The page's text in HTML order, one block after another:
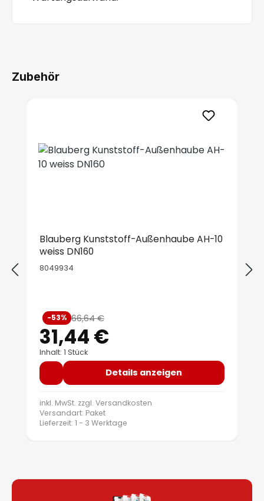
Zubehör
Blauberg Kunststoff-Außenhaube AH-10
weiss DN160
8049934
Verkaufspreis:
31,44 €
Regulärer Preis:
66,64 €
-53%
Inhalt: 1 Stück
Details anzeigen
inkl. MwSt. zzgl. Versandkosten
Versandart: Paket
Lieferzeit: 1 - 3 Werktage